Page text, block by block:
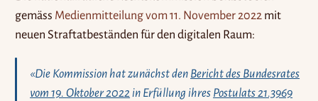
gemäss Medienmitteilung vom 11. November 2022 mit
neuen Straftatbeständen für den digitalen Raum:
«Die Kommission hat zunächst den Bericht des Bundesrates
vom 19. Oktober 2022in Erfüllung ihres Postulats 21.3969